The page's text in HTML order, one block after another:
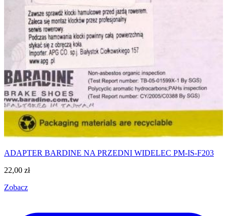
ADAPTER BARDINE NA PRZEDNI WIDELEC PM-IS-F203
22,00 zł
Zobacz